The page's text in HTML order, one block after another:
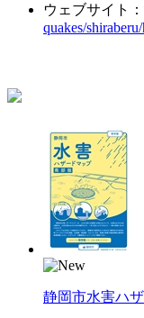
ウェブサイト：
quakes/
静岡市水害ハ